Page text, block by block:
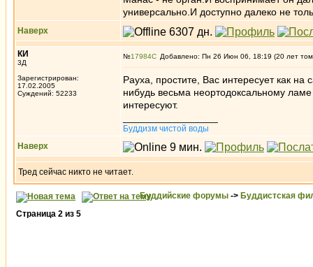
универсально.И доступно далеко не
Наверх
КИ
3Д
Зарегистрирован:
17.02.2005
Суждений: 52233
№17984 Добавлено: Пн 26 Июн 06, 18:19 (20 лет
Рауха, простите, Вас интересует как
нибудь весьма неортодоксальному
интересуют.
Буддизм чистой воды
Наверх
Тред сейчас никто не читает.
Буддийские форумы -> Буддистская
Страница 2 из 5